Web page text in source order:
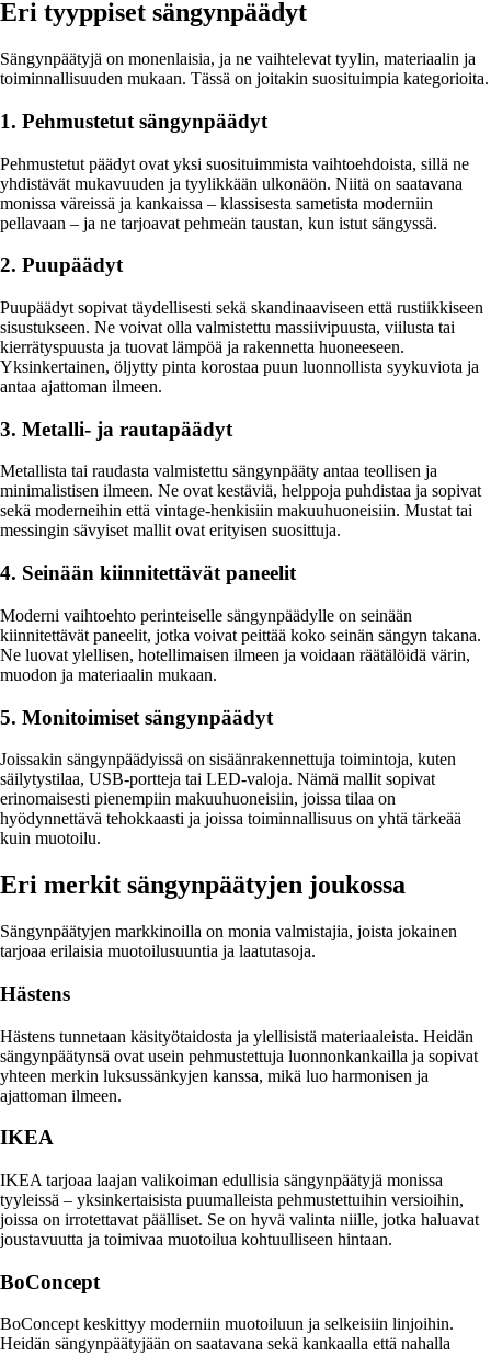
Eri tyyppiset sängynpäädyt
Sängynpäätyjä on monenlaisia, ja ne vaihtelevat tyylin, materiaalin ja
toiminnallisuuden mukaan. Tässä on joitakin suosituimpia kategorioita.
1. Pehmustetut sängynpäädyt
Pehmustetut päädyt ovat yksi suosituimmista vaihtoehdoista, sillä ne
yhdistävät mukavuuden ja tyylikkään ulkonäön. Niitä on saatavana
monissa väreissä ja kankaissa – klassisesta sametista moderniin
pellavaan – ja ne tarjoavat pehmeän taustan, kun istut sängyssä.
2. Puupäädyt
Puupäädyt sopivat täydellisesti sekä skandinaaviseen että rustiikkiseen
sisustukseen. Ne voivat olla valmistettu massiivipuusta, viilusta tai
kierrätyspuusta ja tuovat lämpöä ja rakennetta huoneeseen.
Yksinkertainen, öljytty pinta korostaa puun luonnollista syykuviota ja
antaa ajattoman ilmeen.
3. Metalli- ja rautapäädyt
Metallista tai raudasta valmistettu sängynpääty antaa teollisen ja
minimalistisen ilmeen. Ne ovat kestäviä, helppoja puhdistaa ja sopivat
sekä moderneihin että vintage-henkisiin makuuhuoneisiin. Mustat tai
messingin sävyiset mallit ovat erityisen suosittuja.
4. Seinään kiinnitettävät paneelit
Moderni vaihtoehto perinteiselle sängynpäädylle on seinään
kiinnitettävät paneelit, jotka voivat peittää koko seinän sängyn takana.
Ne luovat ylellisen, hotellimaisen ilmeen ja voidaan räätälöidä värin,
muodon ja materiaalin mukaan.
5. Monitoimiset sängynpäädyt
Joissakin sängynpäädyissä on sisäänrakennettuja toimintoja, kuten
säilytystilaa, USB-portteja tai LED-valoja. Nämä mallit sopivat
erinomaisesti pienempiin makuuhuoneisiin, joissa tilaa on
hyödynnettävä tehokkaasti ja joissa toiminnallisuus on yhtä tärkeää
kuin muotoilu.
Eri merkit sängynpäätyjen joukossa
Sängynpäätyjen markkinoilla on monia valmistajia, joista jokainen
tarjoaa erilaisia muotoilusuuntia ja laatutasoja.
Hästens
Hästens tunnetaan käsityötaidosta ja ylellisistä materiaaleista. Heidän
sängynpäätynsä ovat usein pehmustettuja luonnonkankailla ja sopivat
yhteen merkin luksussänkyjen kanssa, mikä luo harmonisen ja
ajattoman ilmeen.
IKEA
IKEA tarjoaa laajan valikoiman edullisia sängynpäätyjä monissa
tyyleissä – yksinkertaisista puumalleista pehmustettuihin versioihin,
joissa on irrotettavat päälliset. Se on hyvä valinta niille, jotka haluavat
joustavuutta ja toimivaa muotoilua kohtuulliseen hintaan.
BoConcept
BoConcept keskittyy moderniin muotoiluun ja selkeisiin linjoihin.
Heidän sängynpäätyjään on saatavana sekä kankaalla että nahalla